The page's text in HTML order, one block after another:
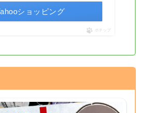
ショッピング
ポチップ